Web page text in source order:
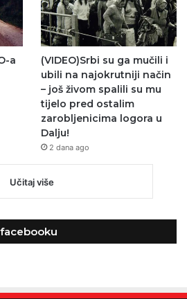
a
(VIDEO)Srbi su ga mučili i
ubili na najokrutniji način
– još živom spalili su mu
tijelo pred ostalim
zarobljenicima logora u
Dalju!
2 dana ago
Učitaj više